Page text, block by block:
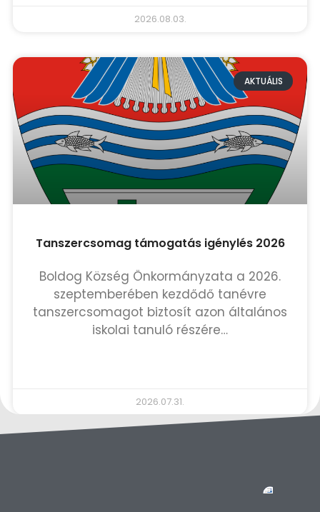
2026.08.03.
AKTUÁLIS
Tanszercsomag támogatás igénylés 2026
Boldog Község Önkormányzata a 2026.
szeptemberében kezdődő tanévre
tanszercsomagot biztosít azon általános
iskolai tanuló részére…
2026.07.31.